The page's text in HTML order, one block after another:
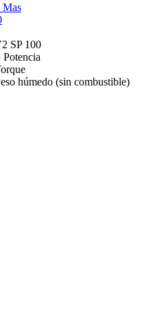
Mas
SP 100
Potencia
húmedo (sin combustible)